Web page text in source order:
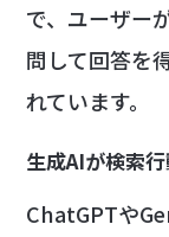
で、ユーザー
問して回答を
れています。
生成AIが検索
ChatGPTや